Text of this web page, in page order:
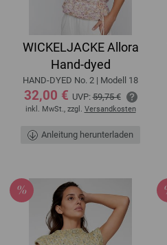
WICKELJACKE Allora
Hand-dyed
HAND-DYED No. 2 | Modell 18
32,00 € UVP:59,75 €
inkl. MwSt., zzgl. Versandkosten
Anleitung herunterladen